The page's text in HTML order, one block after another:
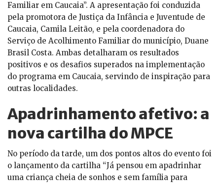
Familiar em Caucaia”. A apresentação foi conduzida
pela promotora de Justiça da Infância e Juventude de
Caucaia, Camila Leitão, e pela coordenadora do
Serviço de Acolhimento Familiar do município, Duane
Brasil Costa. Ambas detalharam os resultados
positivos e os desafios superados na implementação
do programa em Caucaia, servindo de inspiração para
outras localidades.
Apadrinhamento afetivo: a
nova cartilha do MPCE
No período da tarde, um dos pontos altos do evento foi
o lançamento da cartilha “Já pensou em apadrinhar
uma criança cheia de sonhos e sem família para